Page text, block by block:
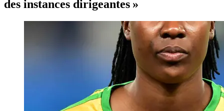
des instances dirigeantes »